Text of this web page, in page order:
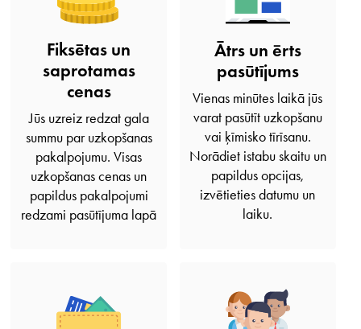
Fiksētas un
saprotamas
cenas
Jūs uzreiz redzat gala
summu par uzkopšanas
pakalpojumu. Visas
uzkopšanas cenas un
papildus pakalpojumi
redzami pasūtījuma lapā
Ātrs un ērts
pasūtījums
Vienas minūtes laikā jūs
varat pasūtīt uzkopšanu
vai ķīmisko tīrīsanu.
Norādiet istabu skaitu un
papildus opcijas,
izvētieties datumu un
laiku.